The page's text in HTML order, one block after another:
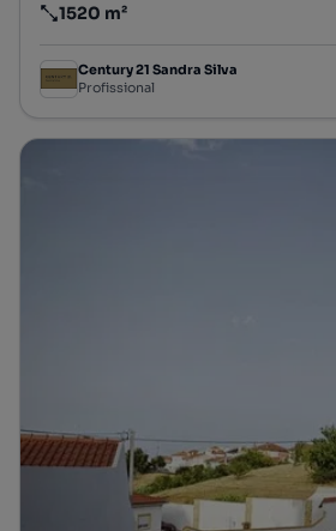
Preço por metro quadrado
1520 m²
Century 21 Sandra Silva
Profissional